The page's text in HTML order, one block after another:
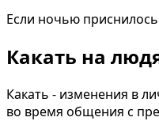
Если ночью приснилось
Какать на
Какать - изменения в
во время общения с